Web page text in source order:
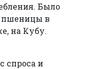
Было
пшеницы в
на Кубу.
спроса и